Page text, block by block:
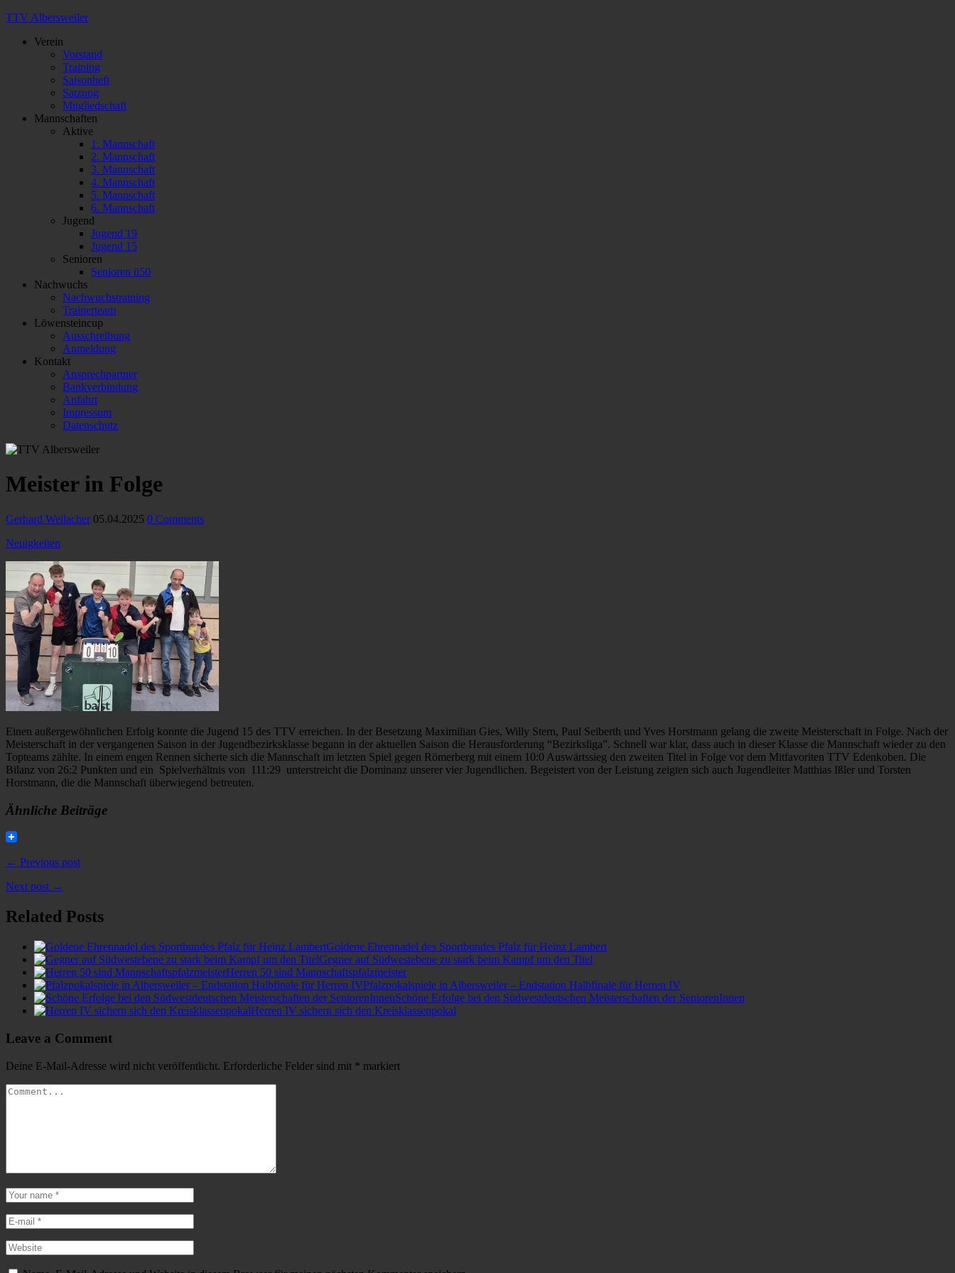
TTV Albersweiler
Verein
Vorstand
Training
Saisonheft
Satzung
Mitgliedschaft
Mannschaften
Aktive
1. Mannschaft
2. Mannschaft
3. Mannschaft
4. Mannschaft
5. Mannschaft
6. Mannschaft
Jugend
Jugend 19
Jugend 15
Senioren
Senioren ü50
Nachwuchs
Nachwuchstraining
Trainerteam
Löwensteincup
Ausschreibung
Anmeldung
Kontakt
Ansprechpartner
Bankverbindung
Anfahrt
Impressum
Datenschutz
Meister in Folge
Gerhard Weilacher 05.04.2025 0 Comments
Neuigkeiten
Einen außergewöhnlichen Erfolg konnte die Jugend 15 des TTV erreichen. In der Besetzung Maximilian Gies, Willy Stern, Paul Seiberth und Yves Horstmann gelang die zweite Meisterschaft in Folge. Nach der
Meisterschaft in der vergangenen Saison in der Jugendbezirksklasse begann in der aktuellen Saison die Herausforderung “Bezirksliga”. Schnell war klar, dass auch in dieser Klasse die Mannschaft wieder zu den
Topteams zählte. In einem engen Rennen sicherte sich die Mannschaft im letzten Spiel gegen Römerberg mit einem 10:0 Auswärtssieg den zweiten Titel in Folge vor dem Mitfavoriten TTV Edenkoben. Die
Bilanz von 26:2 Punkten und ein Spielverhältnis von 111:29 unterstreicht die Dominanz unserer vier Jugendlichen. Begeistert von der Leistung zeigten sich auch Jugendleiter Matthias Ißler und Torsten
Horstmann, die die Mannschaft überwiegend betreuten.
Ähnliche Beiträge
← Previous post
Next post →
Related Posts
Goldene Ehrennadel des Sportbundes Pfalz für Heinz Lambert
Gegner auf Südwestebene zu stark beim Kampf um den Titel
Herren 50 sind Mannschaftspfalzmeister
Pfalzpokalspiele in Albersweiler – Endstation Halbfinale für Herren IV
Schöne Erfolge bei den Südwestdeutschen Meisterschaften der SeniorenInnen
Herren IV sichern sich den Kreisklassenpokal
Leave a Comment
Deine E-Mail-Adresse wird nicht veröffentlicht. Erforderliche Felder sind mit * markiert